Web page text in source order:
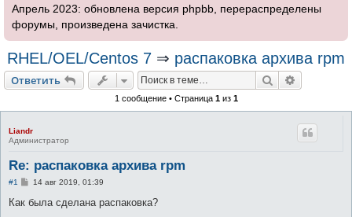
Апрель 2023: обновлена версия phpbb, перераспределены
форумы, произведена зачистка.
RHEL/OEL/Centos 7 ⇒ распаковка архива rpm
Ответить Поиск
1 сообщение • Страница 1из 1
Liandr
Администратор
Re: распаковка архива rpm
#1
С
о
14 авг 2019, 01:39
Как была сделана распаковка?